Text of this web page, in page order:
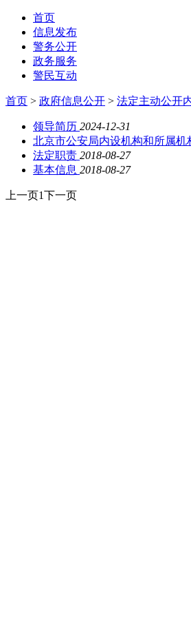
首页
信息发布
警务公开
政务服务
警民互动
首页 > 政府信息公开 > 法定主动公开
领导简历 2024-12-31
北京市公安局内设机构和所属机
法定职责 2018-08-27
基本信息 2018-08-27
上一页1下一页